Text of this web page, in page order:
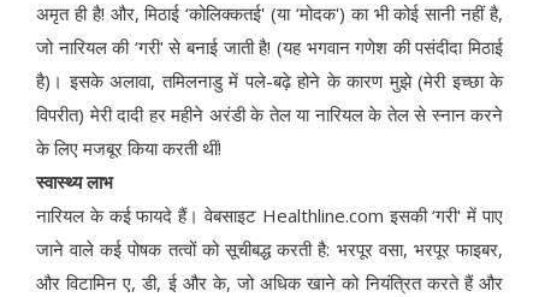
अमृत ही है! और, मिठाई ‘कोलिक्कतई' (या ‘मोदक') का भी कोई सानी नहीं है,
जो नारियल की ‘गरी' से बनाई जाती है! (यह भगवान गणेश की पसंदीदा मिठाई
है)। इसके अलावा, तमिलनाडु में पले-बढ़े होने के कारण मुझे (मेरी इच्छा के
विपरीत) मेरी दादी हर महीने अरंडी के तेल या नारियल के तेल से स्नान करने
के लिए मजबूर किया करती थीं!
स्वास्थ्य लाभ
नारियल के कई फायदे हैं। वेबसाइट Healthline.com इसकी ‘गरी' में पाए
जाने वाले कई पोषक तत्वों को सूचीबद्ध करती है: भरपूर वसा, भरपूर फाइबर,
और विटामिन ए, डी, ई और के, जो अधिक खाने को नियंत्रित करते हैं और